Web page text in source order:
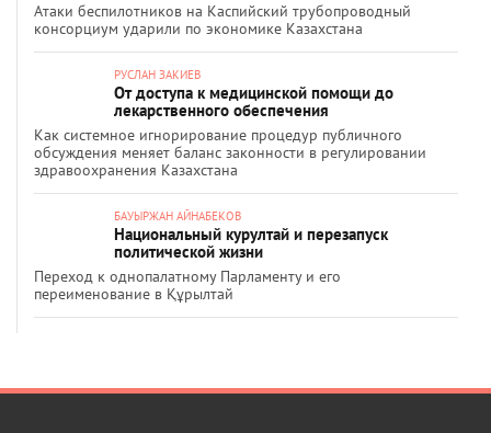
Атаки беспилотников на Каспийский трубопроводный
консорциум ударили по экономике Казахстана
РУСЛАН ЗАКИЕВ
От доступа к медицинской помощи до
лекарственного обеспечения
Как системное игнорирование процедур публичного
обсуждения меняет баланс законности в регулировании
здравоохранения Казахстана
БАУЫРЖАН АЙНАБЕКОВ
Национальный курултай и перезапуск
политической жизни
Переход к однопалатному Парламенту и его
переименование в Құрылтай